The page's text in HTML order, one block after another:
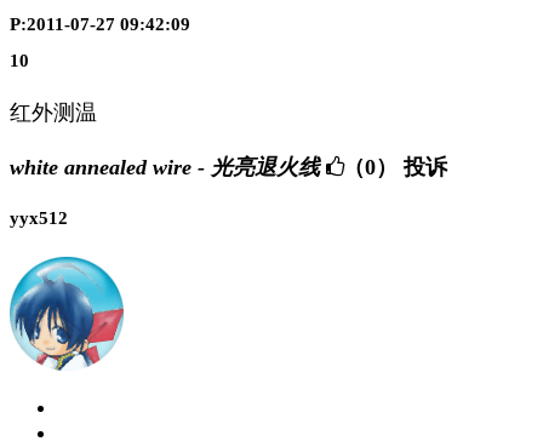
P:2011-07-27 09:42:09
10
红外测温
white annealed wire - 光亮退火线 （0） 投诉
yyx512